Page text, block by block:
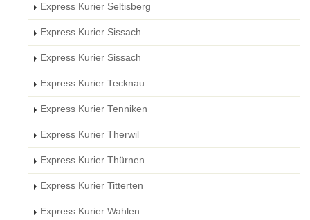
Express Kurier Seltisberg
Express Kurier Sissach
Express Kurier Sissach
Express Kurier Tecknau
Express Kurier Tenniken
Express Kurier Therwil
Express Kurier Thürnen
Express Kurier Titterten
Express Kurier Wahlen